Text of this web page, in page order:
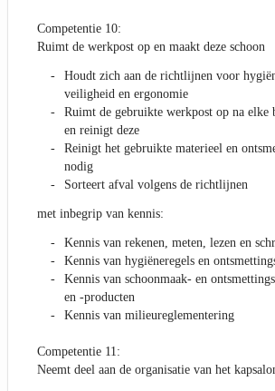
Competentie 10:
Ruimt de werkpost op en maakt deze schoon
Houdt zich aan de richtlijnen voor
veiligheid en ergonomie
Ruimt de gebruikte werkpost op na elke
en reinigt deze
Reinigt het gebruikte materieel en
nodig
Sorteert afval volgens de richtlijnen
met inbegrip van kennis:
Kennis van rekenen, meten, lezen en
Kennis van hygiëneregels en
Kennis van schoonmaak- en
en -producten
Kennis van milieureglementering
Competentie 11:
Neemt deel aan de organisatie van het